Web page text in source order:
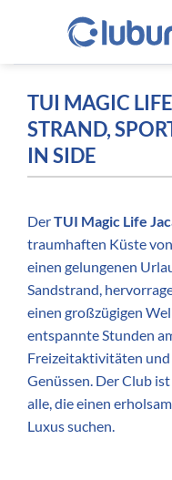
TUI MAGIC
STRAND,
IN SIDE
DerTUI Magic Life
traumhaften Küste von
einen gelungenen
Sandstrand,
einen großzügigen
entspannte Stunden
Freizeitaktivitäten
Genüssen. Der Club
alle, die einen
Luxus suchen.